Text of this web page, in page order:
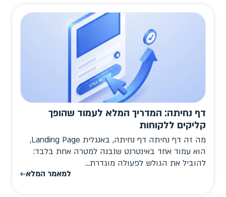
דף נחיתה: המדריך המלא לעמוד שהופך
קליקים ללקוחות
מה זה דף נחיתה דף נחיתה, באנגלית Landing Page,
הוא עמוד אחד באינטרנט שנבנה למטרה אחת בלבד:
להוביל את הגולש לפעולה מוגדרת...
למאמר המלא